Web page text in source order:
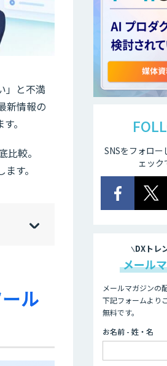
」と不満
新情報の
。
較。
す。
[hi
]
[sh
]
ル
SNSをフォロ
ェック
DXトレ
メール
メールマガジンの
下記フォームより
無料です。
お名前 - 姓・名